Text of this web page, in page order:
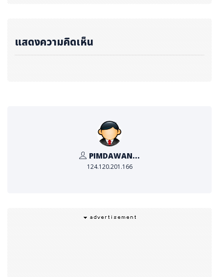
ศของเรา ขณะนี้ได้มีการผลักดันให้เกิดการดำเนินงานที่เป็นรู
ปธรรม ไม่ว่าจะผ่านโครงการวิจัยร่วม การแลกเปลี่ยนนักวิจัย
หรือกิจกรรมความร่วมมือต่างๆ
นางสาวประกายแก้ว ทองทวีผล ที่ปรึกษาการศึกษา ฝ่าย
องค์การแลกเปลี่ยนวิชาการเยอรมัน (
กล่าวถึงที่มาของโครงการว่า “Falling Walls La
b เกิดขึ้นเพื่อรำลึกถึงการล่มสลายของกำแพงเบอร์ลิน ในเดื
อนพฤศจิกายน ค.ศ. 1989 เหตุการณ์ประวัติศาสตร์ที่ไม่เพีย
การแลกเปลี่ยน และการเปิดกว้างทางความคิด ซึ่งเป็นรากฐา
นสำคัญของวิทยาศาสตร์และนวัตกรรม เวทีนี้ไม่ได้เป็นเพียง
การประกวด แต่คือการเปิดพื้นที่ให้คนรุ่นใหม่ได้ทลายกำแพง
ข้อจำกัดของตนเอง นำเสนอแนวคิดเพื่อแก้ปัญหาสังคม วิท
ยาศาสตร์ เทคโนโลยี การแพทย์ และนวัตกรรมในทุกมิติ เพื่อ
แสดงความคิดเห็น
PIMDAWAN...
124.120.201.166